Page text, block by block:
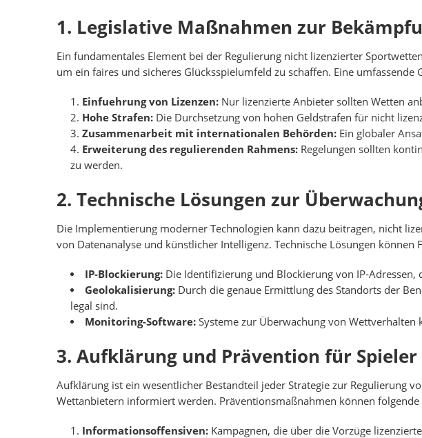
1. Legislative Maßnahmen zur
Ein fundamentales Element bei der Regulierung nicht lizenzierter
um ein faires und sicheres Glücksspielumfeld zu schaffen. Eine umfassende
Einfuehrung von Lizenzen: Nur lizenzierte Anbieter sollten Wetten
Hohe Strafen: Die Durchsetzung von hohen Geldstrafen für nicht
Zusammenarbeit mit internationalen Behörden: Ein globaler
Erweiterung des regulierenden Rahmens: Regelungen sollten
zu werden.
2. Technische Lösungen zur
Die Implementierung moderner Technologien kann dazu beitragen, nicht
von Datenanalyse und künstlicher Intelligenz. Technische Lösungen können
IP-Blockierung:Die Identifizierung und Blockierung von IP-Adressen,
Geolokalisierung:Durch die genaue Ermittlung des Standorts der
legal sind.
Monitoring-Software:Systeme zur Überwachung von
3. Aufklärung und Prävention für Spieler
Aufklärung ist ein wesentlicher Bestandteil jeder Strategie zur Regulierung
Wettanbietern informiert werden. Präventionsmaßnahmen können folgende
Informationsoffensiven: Kampagnen, die über die Vorzüge